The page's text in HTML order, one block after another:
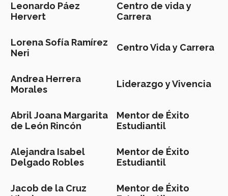
Leonardo Páez
Hervert
Centro de vida y
Carrera
Lorena Sofía Ramírez
Neri
Centro Vida y Carrera
Andrea Herrera
Morales
Liderazgo y Vivencia
Abril Joana Margarita
de León Rincón
Mentor de Éxito
Estudiantil
Alejandra Isabel
Delgado Robles
Mentor de Éxito
Estudiantil
Jacob de la Cruz
Mentor de Éxito